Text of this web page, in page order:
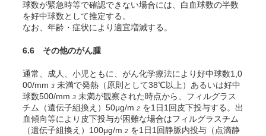
球数が緊急時等で確認できない場合には、白血球数の半数
を好中球数として推定する。
なお、年齢・症状により適宜増減する。
6.6 その他のがん腫
通常、成人、小児ともに、がん化学療法により好中球数1,0
00/mm 3 未満で発熱（原則として38℃以上）あるいは好中
球数500/mm 3 未満が観察された時点から、フィルグラス
チム（遺伝子組換え）50μg/m 2 を1日1回皮下投与する。出
血傾向等により皮下投与が困難な場合はフィルグラスチム
（遺伝子組換え）100μg/m 2 を1日1回静脈内投与（点滴静